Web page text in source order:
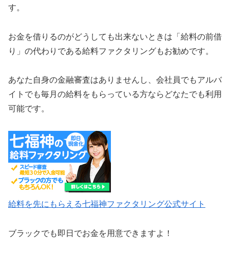
す。
お金を借りるのがどうしても出来ないときは「給料の前借
り」の代わりである給料ファクタリングもお勧めです。
あなた自身の金融審査はありませんし、会社員でもアルバ
イトでも毎月の給料をもらっている方ならどなたでも利用
可能です。
給料を先にもらえる七福神ファクタリング公式サイト
ブラックでも即日でお金を用意できますよ！